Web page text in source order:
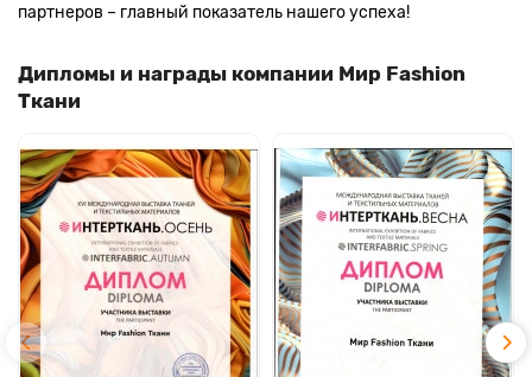
партнеров – главный показатель нашего успеха!
Дипломы и награды компании Мир Fashion
Ткани